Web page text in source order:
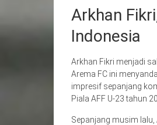
Arkhan
Indonesia
Arkhan Fikri menjadi
Arema FC ini
impresif sepanjang
Piala AFF U-23 tahun
Sepanjang musim